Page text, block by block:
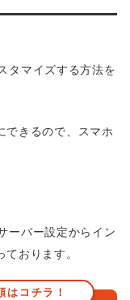
タマイズする方法を
できるので、スマホ
ーバー設定からイン
おります。
コチラ！